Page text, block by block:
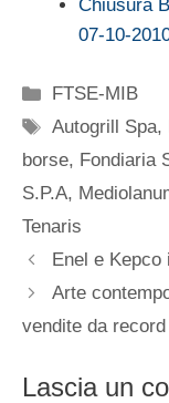
Chiusura
07-10-
Categorie
FTSE-MIB
Tag
Autogrill Spa,
borse, Fondiaria
S.P.A,
Tenaris
Enel e
Arte
vendite da record
Lascia un